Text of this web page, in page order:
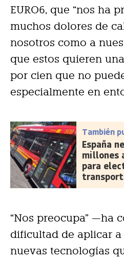
EURO6, que “nos ha
muchos dolores de
nosotros como a
que estos quieren
por cien que no
especialmente en
También
España
millones
para
“Nos preocupa” —ha
dificultad de aplicar
nuevas tecnologías